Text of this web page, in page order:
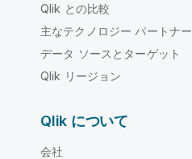
Qlik との比較
主なテクノロジー パートナー
データ ソースとターゲット
Qlik リージョン
Qlik について
会社